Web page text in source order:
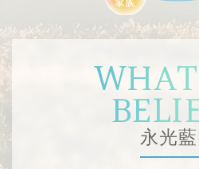
永光藍